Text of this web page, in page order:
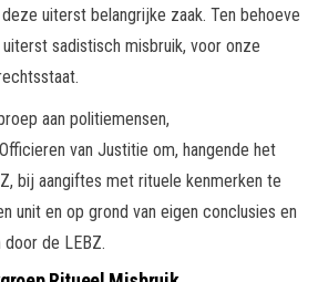
uiterst belangrijke zaak. Ten behoeve
sadistisch misbruik, voor onze
aan politiemensen,
van Justitie om, hangende het
bij aangiftes met rituele kenmerken te
unit en op grond van eigen conclusies en
de LEBZ.